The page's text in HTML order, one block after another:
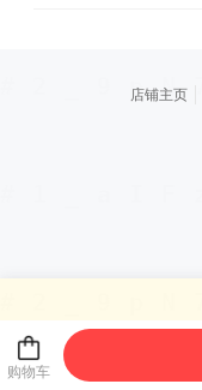
购物车
店铺主页